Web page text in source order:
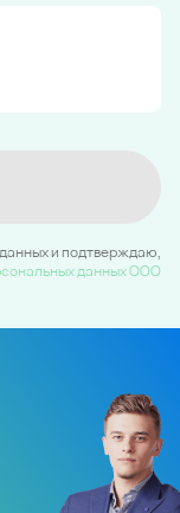
и подтверждаю,
данных ООО